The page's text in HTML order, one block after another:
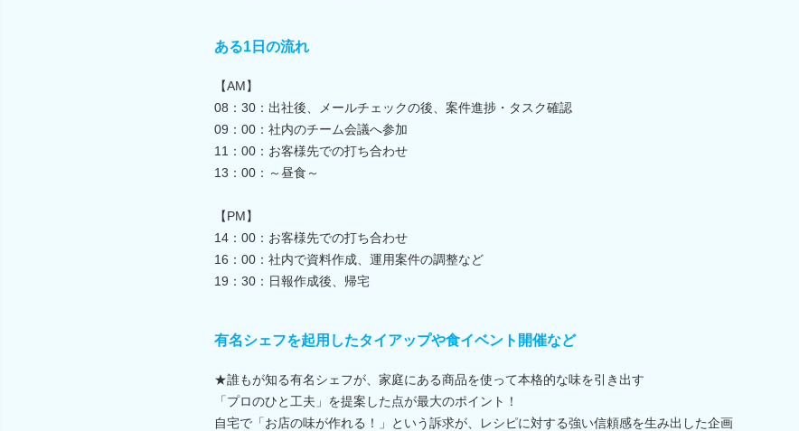
ある1日の流れ
【AM】
08：30：出社後、メールチェックの後、案件進捗・タスク確認
09：00：社内のチーム会議へ参加
11：00：お客様先での打ち合わせ
13：00：～昼食～
【PM】
14：00：お客様先での打ち合わせ
16：00：社内で資料作成、運用案件の調整など
19：30：日報作成後、帰宅
有名シェフを起用したタイアップや食イベント開催など
★誰もが知る有名シェフが、家庭にある商品を使って本格的な味を引き出す
「プロのひと工夫」を提案した点が最大のポイント！
自宅で「お店の味が作れる！」という訴求が、レシピに対する強い信頼感を生み出した企画